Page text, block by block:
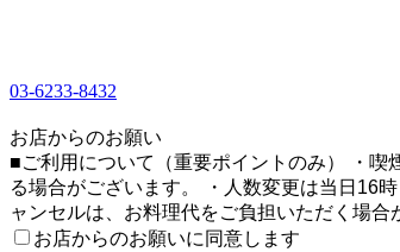
03-6233-8432
お店からのお願い
■ご利用について（重要ポイントのみ） ・
る場合がございます。 ・人数変更は当日16
ャンセルは、お料理代をご負担いただく場
お店からのお願いに同意します